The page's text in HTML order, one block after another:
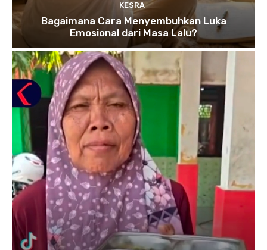
KESRA
Bagaimana Cara Menyembuhkan Luka
Emosional dari Masa Lalu?